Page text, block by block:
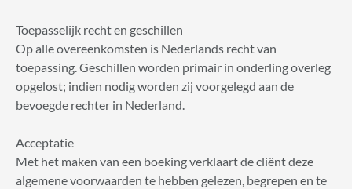
Toepasselijk recht en geschillen
Op alle overeenkomsten is Nederlands recht van
toepassing. Geschillen worden primair in onderling overleg
opgelost; indien nodig worden zij voorgelegd aan de
bevoegde rechter in Nederland.
Acceptatie
Met het maken van een boeking verklaart de cliënt deze
algemene voorwaarden te hebben gelezen, begrepen en te